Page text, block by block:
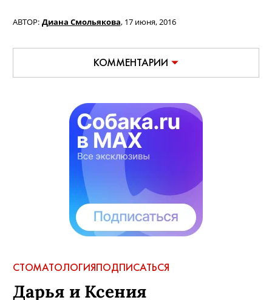
АВТОР: Диана Смольякова, 17 июня, 2016
КОММЕНТАРИИ
СТОМАТОЛОГИЯПОДПИСАТЬСЯ
Дарья и Ксения